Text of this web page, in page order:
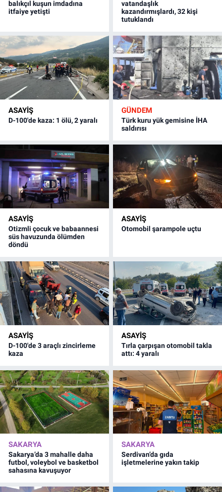
balıkçıl kuşun imdadına
itfaiye yetişti
vatandaşlık
kazandırmışlardı, 32 kişi
tutuklandı
ASAYİŞ
D-100'de kaza: 1 ölü, 2 yaralı
GÜNDEM
Türk kuru yük gemisine İHA
saldırısı
ASAYİŞ
Otizmli çocuk ve babaannesi
süs havuzunda ölümden
döndü
ASAYİŞ
Otomobil şarampole uçtu
ASAYİŞ
D-100'de 3 araçlı zincirleme
kaza
ASAYİŞ
Tırla çarpışan otomobil takla
attı: 4 yaralı
SAKARYA
Sakarya’da 3 mahalle daha
futbol, voleybol ve basketbol
sahasına kavuşuyor
SAKARYA
Serdivan’da gıda
işletmelerine yakın takip